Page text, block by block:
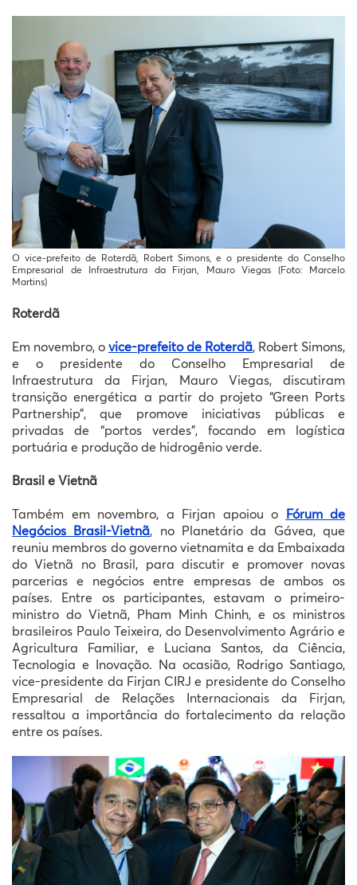
O vice-prefeito de Roterdã, Robert Simons, e o presidente do Conselho
Empresarial de Infraestrutura da Firjan, Mauro Viegas (Foto: Marcelo
Martins)
Roterdã
Em novembro, ovice-prefeito de Roterdã, Robert Simons,
e o presidente do Conselho Empresarial de
Infraestrutura da Firjan, Mauro Viegas, discutiram
transição energética a partir do projeto “Green Ports
Partnership”, que promove iniciativas públicas e
privadas de “portos verdes”, focando em logística
portuária e produção de hidrogênio verde.
Brasil e Vietnã
Também em novembro, a Firjan apoiou o Fórum de
Negócios Brasil-Vietnã, no Planetário da Gávea, que
reuniu membros do governo vietnamita e da Embaixada
do Vietnã no Brasil, para discutir e promover novas
parcerias e negócios entre empresas de ambos os
países. Entre os participantes, estavam o primeiro-
ministro do Vietnã, Pham Minh Chinh, e os ministros
brasileiros Paulo Teixeira, do Desenvolvimento Agrário e
Agricultura Familiar, e Luciana Santos, da Ciência,
Tecnologia e Inovação. Na ocasião, Rodrigo Santiago,
vice-presidente da Firjan CIRJ e presidente do Conselho
Empresarial de Relações Internacionais da Firjan,
ressaltou a importância do fortalecimento da relação
entre os países.